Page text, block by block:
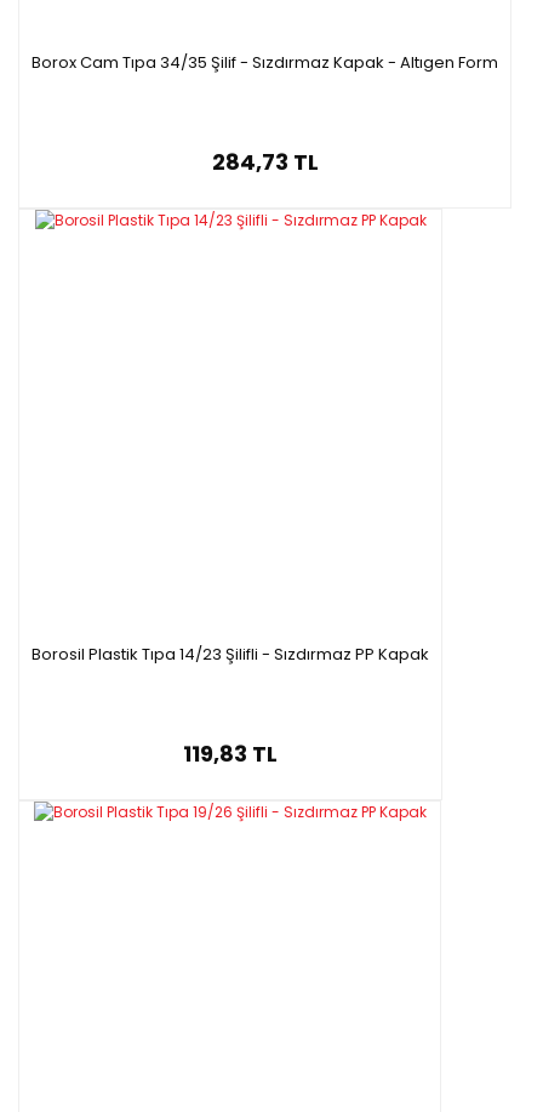
Borox Cam Tıpa 34/35 Şilif - Sızdırmaz Kapak - Altıgen Form
284,73 TL
Borosil Plastik Tıpa 14/23 Şilifli - Sızdırmaz PP Kapak
119,83 TL